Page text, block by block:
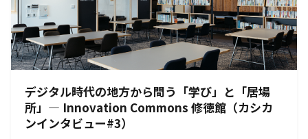
デジタル時代の地方から問う「学び」と「居場
所」― Innovation Commons 修徳館（カシカ
ンインタビュー#3）